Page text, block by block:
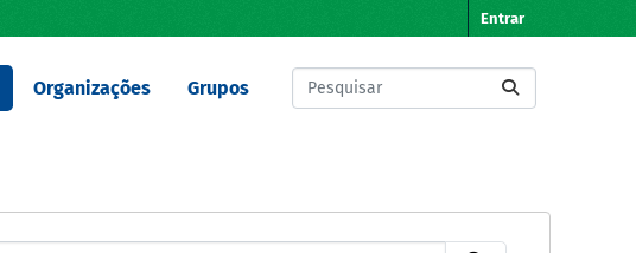
Entrar
Organizações Grupos